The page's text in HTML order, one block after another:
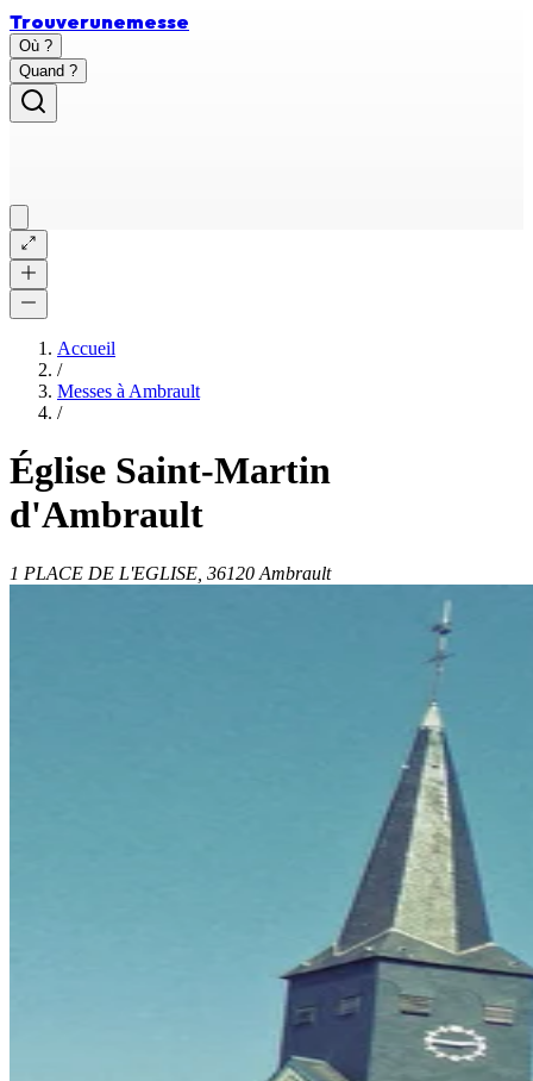
Trouverunemesse
Où ?
Quand ?
Accueil
/
Messes à Ambrault
/
Église Saint-Martin
d'Ambrault
1 PLACE DE L'EGLISE, 36120 Ambrault